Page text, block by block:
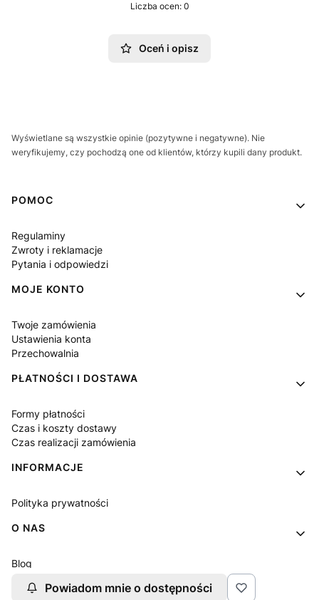
Liczba ocen: 0
Oceń i opisz
Wyświetlane są wszystkie opinie (pozytywne i negatywne). Nie
weryfikujemy, czy pochodzą one od klientów, którzy kupili dany produkt.
Linki w stopce
POMOC
Regulaminy
Zwroty i reklamacje
Pytania i odpowiedzi
MOJE KONTO
Twoje zamówienia
Ustawienia konta
Przechowalnia
PŁATNOŚCI I DOSTAWA
Formy płatności
Czas i koszty dostawy
Czas realizacji zamówienia
INFORMACJE
Polityka prywatności
O NAS
Blog
Powiadom mnie o dostępności